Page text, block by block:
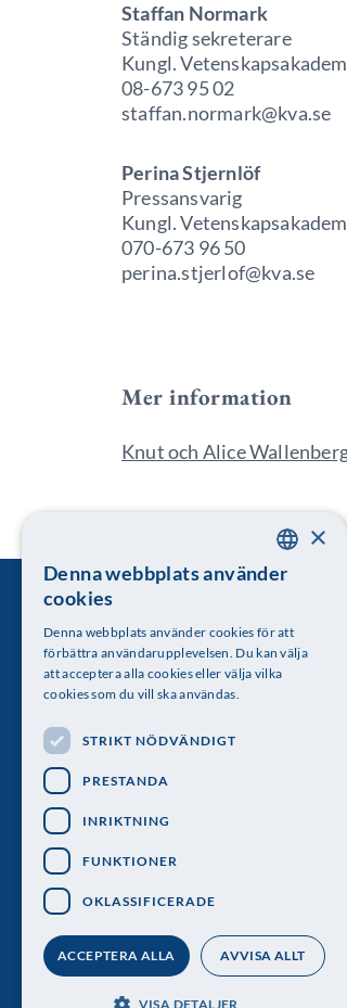
Staffan Normark
Ständig sekreterare
Kungl.
08-673 95 02
staffan.normark@kva.se
Perina Stjernlöf
Pressansvarig
Kungl.
070-673 96 50
perina.stjerlof@kva.se
Mer information
Knut och Alice
Kungl. Vetenskapsakademien
Besöksadress: Lilla Frescativägen 4A
Telefon: 08-673 95 00
SWEDISH
×
Denna webbplats använder
cookies
Denna webbplats använder cookies för att
förbättra användarupplevelsen. Du kan välja
att acceptera alla cookies eller välja vilka
cookies som du vill ska användas.
STRIKT NÖDVÄNDIGT
PRESTANDA
INRIKTNING
FUNKTIONER
OKLASSIFICERADE
ACCEPTERA ALLA AVVISA ALLT
VISA DETALJER